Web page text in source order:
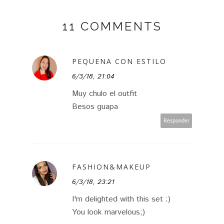
11 COMMENTS
PEQUENA CON ESTILO
6/3/18, 21:04
Muy chulo el outfit
Besos guapa
Responder
FASHION&MAKEUP
6/3/18, 23:21
I'm delighted with this set :)
You look marvelous;)